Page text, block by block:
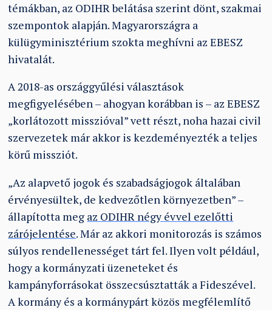
témákban, az ODIHR belátása szerint dönt, szakmai
szempontok alapján. Magyarországra a
külügyminisztérium szokta meghívni az EBESZ
hivatalát.
A 2018-as országgyűlési választások
megfigyelésében – ahogyan korábban is – az EBESZ
„korlátozott misszióval” vett részt, noha hazai civil
szervezetek már akkor is kezdeményezték a teljes
körű missziót.
„Az alapvető jogok és szabadságjogok általában
érvényesültek, de kedvezőtlen környezetben” –
állapította meg az ODIHR négy évvel ezelőtti
zárójelentése. Már az akkori monitorozás is számos
súlyos rendellenességet tárt fel. Ilyen volt például,
hogy a kormányzati üzeneteket és
kampányforrásokat összecsúsztatták a Fideszével.
A kormány és a kormánypárt közös megfélemlítő